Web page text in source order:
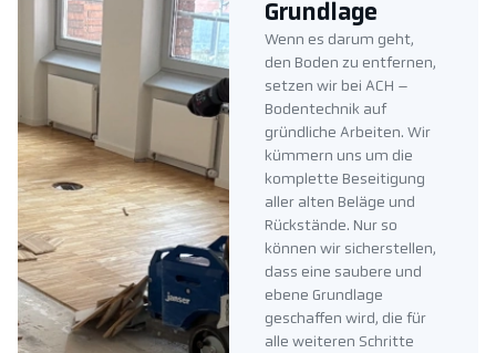
Grundlage
Wenn es darum geht,
den Boden zu entfernen,
setzen wir bei ACH –
Bodentechnik auf
gründliche Arbeiten. Wir
kümmern uns um die
komplette Beseitigung
aller alten Beläge und
Rückstände. Nur so
können wir sicherstellen,
dass eine saubere und
ebene Grundlage
geschaffen wird, die für
alle weiteren Schritte